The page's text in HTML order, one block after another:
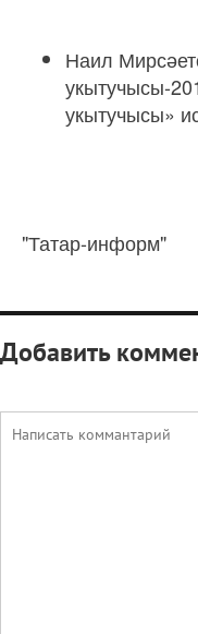
Наил
укытучысы-
укытучысы»
"Татар-информ"
Добавить